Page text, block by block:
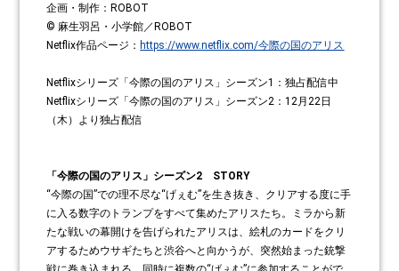
企画・制作：ROBOT
© 麻生羽呂・小学館／ROBOT
Netflix作品ページ： https://www.netflix.com/今際の国のアリス
Netflixシリーズ「今際の国のアリス」シーズン1：独占配信中
Netflixシリーズ「今際の国のアリス」シーズン2：12月22日
（木）より独占配信
「今際の国のアリス」シーズン2 STORY
“今際の国”での理不尽な“げぇむ”を生き抜き、クリアする度に手
に入る数字のトランプをすべて集めたアリスたち。ミラから新
たな戦いの幕開けを告げられたアリスは、絵札のカードをクリ
アするためウサギたちと渋谷へと向かうが、突然始まった銃撃